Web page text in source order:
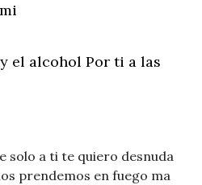
el alcohol Por ti a las
solo a ti te quiero desnuda
prendemos en fuego ma